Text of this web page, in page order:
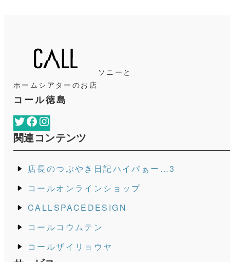
ソニーと
ホームシアターのお店
コール徳島
TwitterFacebook
関連コンテンツ
店長のつぶやき日記ハイパぁー…3
コールオンラインショップ
CALLSPACEDESIGN
コールコウムテン
コールザイリョウヤ